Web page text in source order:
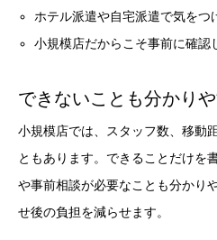
ホテル派遣や自宅派遣で気をつ
小規模店だからこそ事前に確認
できないことも分かりや
小規模店では、スタッフ数、移動
ともあります。できることだけを
や事前相談が必要なことも分かり
せ後の負担を減らせます。